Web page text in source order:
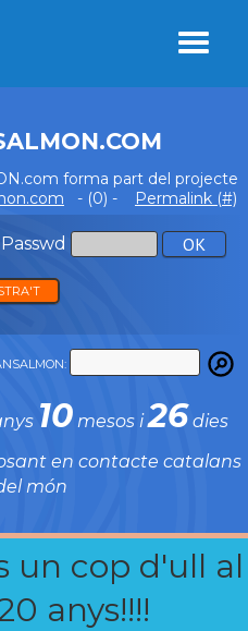
forma part del projecte
- (0) - Permalink (#)
Passwd
10 mesos i26 dies
en contacte catalans
món
un cop d'ull al
anys!!!!